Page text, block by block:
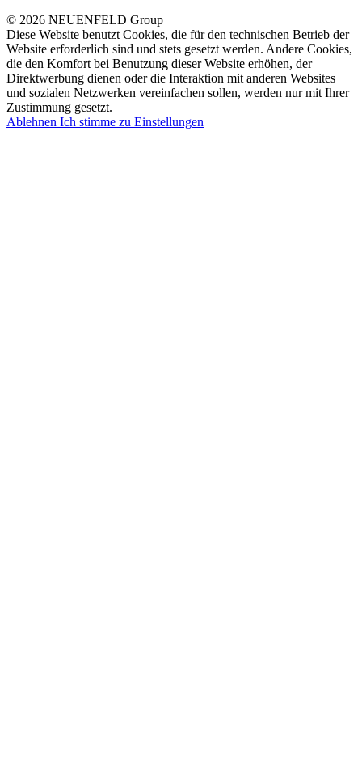
© 2026 NEUENFELD Group
Diese Website benutzt Cookies, die für den technischen Betrieb der
Website erforderlich sind und stets gesetzt werden. Andere Cookies,
die den Komfort bei Benutzung dieser Website erhöhen, der
Direktwerbung dienen oder die Interaktion mit anderen Websites
und sozialen Netzwerken vereinfachen sollen, werden nur mit Ihrer
Zustimmung gesetzt.
Ablehnen Ich stimme zu Einstellungen